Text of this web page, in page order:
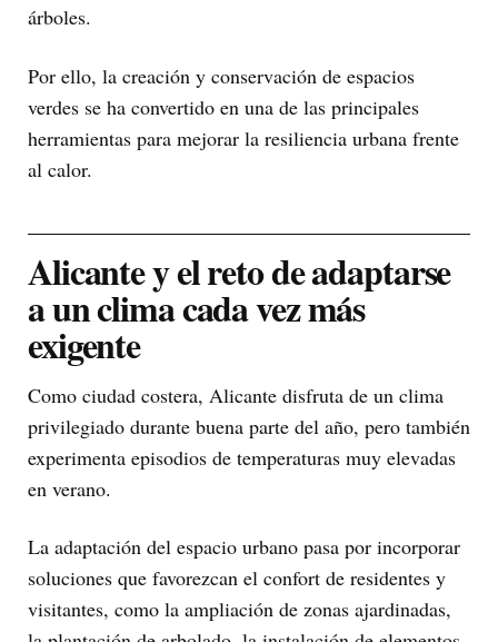
árboles.
Por ello, la creación y conservación de espacios
verdes se ha convertido en una de las principales
herramientas para mejorar la resiliencia urbana frente
al calor.
Alicante y el reto de adaptarse
a un clima cada vez más
exigente
Como ciudad costera, Alicante disfruta de un clima
privilegiado durante buena parte del año, pero también
experimenta episodios de temperaturas muy elevadas
en verano.
La adaptación del espacio urbano pasa por incorporar
soluciones que favorezcan el confort de residentes y
visitantes, como la ampliación de zonas ajardinadas,